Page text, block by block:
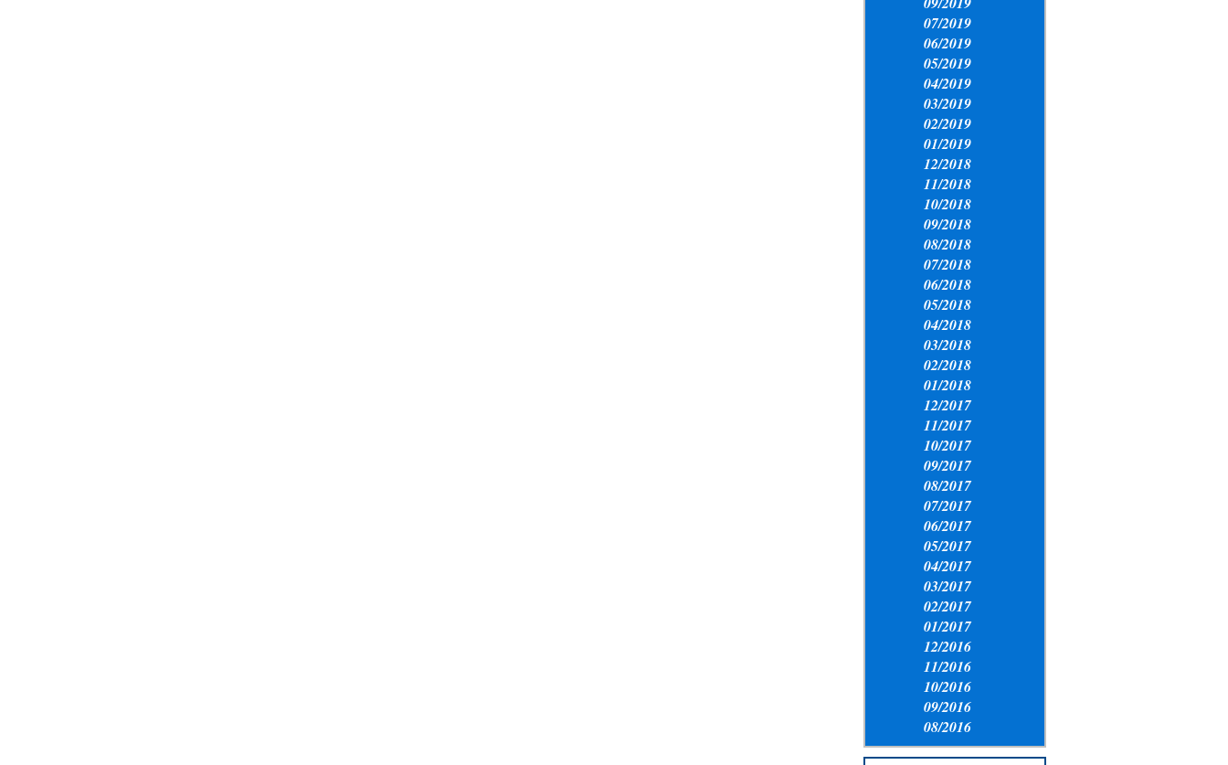
07/2019
06/2019
05/2019
04/2019
03/2019
02/2019
01/2019
12/2018
11/2018
10/2018
09/2018
08/2018
07/2018
06/2018
05/2018
04/2018
03/2018
02/2018
01/2018
12/2017
11/2017
10/2017
09/2017
08/2017
07/2017
06/2017
05/2017
04/2017
03/2017
02/2017
01/2017
12/2016
11/2016
10/2016
09/2016
08/2016